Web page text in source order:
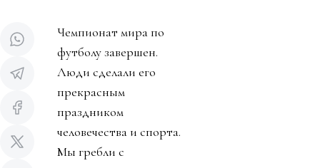
Чемпионат мира по
футболу завершен.
Люди сделали его
прекрасным
праздником
человечества и спорта.
Мы гребли с